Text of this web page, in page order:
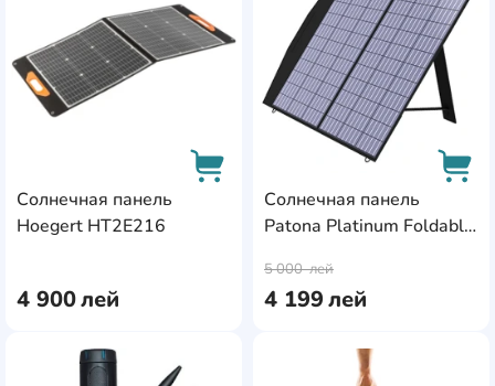
Солнечная панель
Hoegert HT2E216
4 900лей
Солнечная панель
Patona Platinum Foldable
4 199лей
5 000лей
AddCardToFavourite